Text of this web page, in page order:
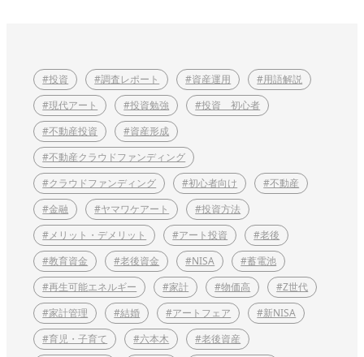
#投資 #調査レポート #資産運用
#用語解説
#現代アート
#投資勉強
#投資 初心者
#不動産投資
#資産形成
#不動産クラウドファンディング
#クラウドファンディング
#初心者向け
#不動産
#金融
#ヤマワケアート
#投資方法
#メリット・デメリット
#アート投資
#老後
#教育資金
#老後資金 #NISA
#蓄電池
#再生可能エネルギー
#家計 #物価高
#Z世代
#家計管理
#結婚 #アートフェア
#新NISA
#育児・子育て
#六本木
#老後資産